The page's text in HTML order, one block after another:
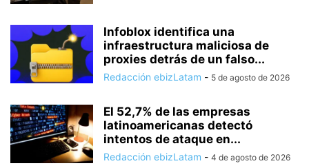
Infoblox identifica una
infraestructura maliciosa de
proxies detrás de un falso...
Redacción ebizLatam - 5 de agosto de 2026
El 52,7% de las empresas
latinoamericanas detectó
intentos de ataque en...
Redacción ebizLatam - 4 de agosto de 2026